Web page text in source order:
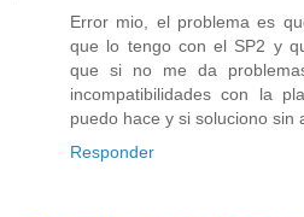
Error mio, el problema es
que lo tengo con el SP2 y
que si no me da
incompatibilidades con la
puedo hace y si soluciono sin
Responder